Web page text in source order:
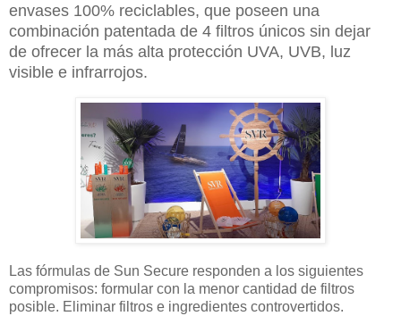
envases 100% reciclables, que poseen una
combinación patentada de 4 filtros únicos sin dejar
de ofrecer la más alta protección UVA, UVB, luz
visible e infrarrojos.
Las fórmulas de Sun Secure responden a los siguientes
compromisos: formular con la menor cantidad de filtros
posible. Eliminar filtros e ingredientes controvertidos.